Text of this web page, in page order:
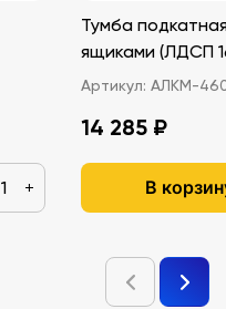
+
Тумба
ящиками
Артикул: АЛКМ-
14 285 ₽
В